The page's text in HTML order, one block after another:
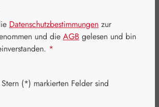
Datenschutzbestimmungen zur
und die AGB gelesen und bin
*
(*) markierten Felder sind